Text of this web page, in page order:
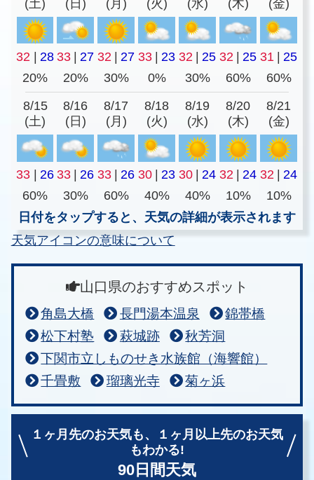
(土)
(日)
(月)
(火)
(水)
(木)
(金)
32 28 33 27 32 27 33 23 32 25 32 25 31
25
20%
20% 30% 0% 30% 60% 60%
8/15
(土)
8/16
(日)
8/17
(月)
8/18
(火)
8/19
(水)
8/20
(木)
8/21
(金)
33 26 33 26 33 26 30 23 30 24 32 24 32
24
60%
30% 60% 40% 40% 10%
10%
日付をタップすると、天気の詳細が表示されます
天気アイコンの意味について
山口県のおすすめスポット
角島大橋 長門湯本温泉
錦帯橋
松下村塾
萩城跡
秋芳洞
下関市立しものせき水族館（海響館）
千畳敷
瑠璃光寺 菊ヶ浜
１ヶ月先のお天気も、
１ヶ月以上先のお天気
もわかる!
90日間天気